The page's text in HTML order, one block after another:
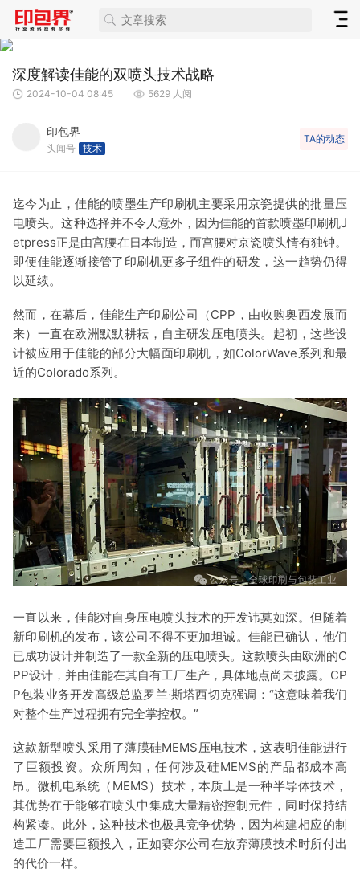
深度解读佳能的双喷头技术战略
2024-10-04 08:45 5629 人阅
印包界
头闻号 技术
TA的动态
迄今为止，佳能的喷墨生产印刷机主要采用京瓷提供的批量压
电喷头。这种选择并不令人意外，因为佳能的首款喷墨印刷机J
etpress正是由宫腰在日本制造，而宫腰对京瓷喷头情有独钟。
即便佳能逐渐接管了印刷机更多子组件的研发，这一趋势仍得
以延续。
然而，在幕后，佳能生产印刷公司（CPP，由收购奥西发展而
来）一直在欧洲默默耕耘，自主研发压电喷头。起初，这些设
计被应用于佳能的部分大幅面印刷机，如ColorWave系列和最
近的Colorado系列。
一直以来，佳能对自身压电喷头技术的开发讳莫如深。但随着
新印刷机的发布，该公司不得不更加坦诚。佳能已确认，他们
已成功设计并制造了一款全新的压电喷头。这款喷头由欧洲的C
PP设计，并由佳能在其自有工厂生产，具体地点尚未披露。CP
P包装业务开发高级总监罗兰·斯塔西切克强调：“这意味着我们
对整个生产过程拥有完全掌控权。”
这款新型喷头采用了薄膜硅MEMS压电技术，这表明佳能进行
了巨额投资。众所周知，任何涉及硅MEMS的产品都成本高
昂。微机电系统（MEMS）技术，本质上是一种半导体技术，
其优势在于能够在喷头中集成大量精密控制元件，同时保持结
构紧凑。此外，这种技术也极具竞争优势，因为构建相应的制
造工厂需要巨额投入，正如赛尔公司在放弃薄膜技术时所付出
的代价一样。